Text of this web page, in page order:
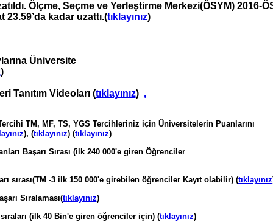
Ölçme, Seçme ve Yerleştirme Merkezi(ÖSYM) 2016-
kadar uzattı.(tıklayınız)
Üniversite
)
Tanıtım Videoları (tıklayınız) ,
TM, MF, TS, YGS Tercihleriniz için Üniversitelerin Puanlarını
), (tıklayınız) (tıklayınız)
Başarı Sırası (ilk 240 000'e giren Öğrenciler
sırası(TM -3 ilk 150 000'e girebilen öğrenciler Kayıt olabilir) (tıklayınız
Sıralaması(tıklayınız)
(ilk 40 Bin'e giren öğrenciler için) (tıklayınız)